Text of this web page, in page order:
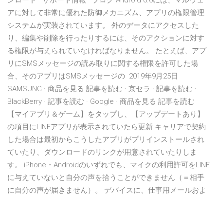
アに対して非常に優れた防御メカニズム、アプリの権限管理
システムが実装されています。 外のデータにアクセスした
り、編集や削除を行ったりするには、そのアクションに対す
る権限が与えられていなければなりません。 たとえば、アプ
リにSMSメッセージの読み取りに関する権限を許可した場
合、そのアプリはSMSメッセージの 2019年9月25日
SAMSUNG · 商品を見る 記事を読む · 京セラ · 記事を読む ·
BlackBerry · 記事を読む · Google · 商品を見る 記事を読む
【マイアプリ＆ゲーム】をタップし、【アップデートあり】
の項目にLINEアプリが表示されていたら更新 キャリアで契約
した場合は最初からこうしたアプリがプリインストールされ
ていたり、ダウンロードのリンクが用意されていたりしま
す。 iPhone・Androidのいずれでも、マイクの利用許可をLINE
に与えていないと自分の声を拾うことができません（＝相手
に自分の声が届きません）。 デバイスに、仕事用メールおよ